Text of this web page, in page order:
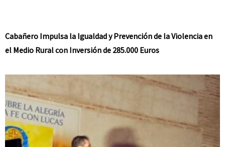
Cabañero Impulsa la Igualdad y Prevención de la Violencia en
el Medio Rural con Inversión de 285.000 Euros